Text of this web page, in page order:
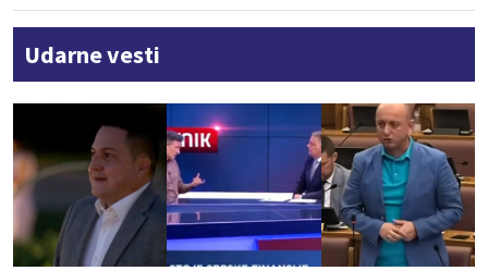
Udarne vesti